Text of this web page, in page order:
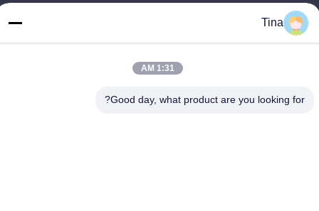
عنواننا Tina
1:31 AM
Good day, what product are you looking for?